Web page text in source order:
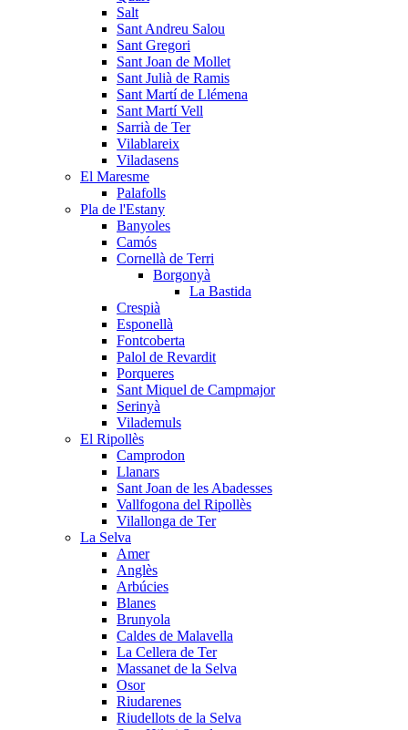
Salt
Sant Andreu Salou
Sant Gregori
Sant Joan de Mollet
Sant Julià de Ramis
Sant Martí de Llémena
Sant Martí Vell
Sarrià de Ter
Vilablareix
Viladasens
El Maresme
Palafolls
Pla de l'Estany
Banyoles
Camós
Cornellà de Terri
Borgonyà
La Bastida
Crespià
Esponellà
Fontcoberta
Palol de Revardit
Porqueres
Sant Miquel de Campmajor
Serinyà
Vilademuls
El Ripollès
Camprodon
Llanars
Sant Joan de les Abadesses
Vallfogona del Ripollès
Vilallonga de Ter
La Selva
Amer
Anglès
Arbúcies
Blanes
Brunyola
Caldes de Malavella
La Cellera de Ter
Massanet de la Selva
Osor
Riudarenes
Riudellots de la Selva